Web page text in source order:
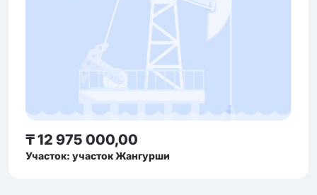
₸ 12 975 000,00
Участок: участок Жангурши